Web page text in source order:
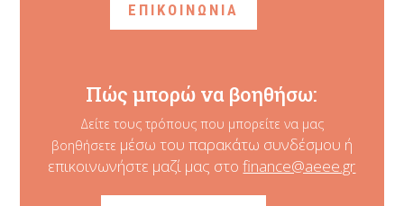
ΕΠΙΚΟΙΝΩΝΙΑ
Πώς μπορώ να βοηθήσω:
Δείτε τους τρόπους που μπορείτε να μας
βοηθήσετε μέσω του παρακάτω συνδέσμου ή
επικοινωνήστε μαζί μας στοfinance@aeee.gr